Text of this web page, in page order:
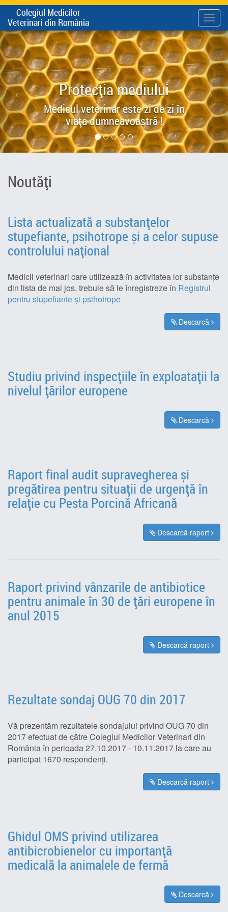
Colegiul Medicilor
Veterinari din România
Protecția mediului
Medicul veterinar este zi de zi în
viața dumneavoastră !
Noutăți
Lista actualizată a substanțelor
stupefiante, psihotrope și a celor supuse
controlului național
Medicii veterinari care utilizează în activitatea lor substanțe
din lista de mai jos, trebuie să le înregistreze în Registrul
pentru stupefiante și psihotrope
Descarcă
Studiu privind inspecțiile în exploatații la
nivelul țărilor europene
Descarcă
Raport final audit supravegherea și
pregătirea pentru situații de urgență în
relație cu Pesta Porcină Africană
Descarcă raport
Raport privind vânzarile de antibiotice
pentru animale în 30 de țări europene în
anul 2015
Descarcă raport
Rezultate sondaj OUG 70 din 2017
Vă prezentăm rezultatele sondajului privind OUG 70 din
2017 efectuat de către Colegiul Medicilor Veterinari din
România în perioada 27.10.2017 - 10.11.2017 la care au
participat 1670 respondenți.
Descarcă raport
Ghidul OMS privind utilizarea
antibicrobienelor cu importanță
medicală la animalele de fermă
Descarcă